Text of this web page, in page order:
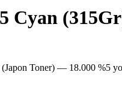
Cyan
Toner) — 18.000 %5